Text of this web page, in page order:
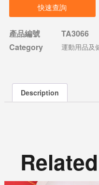
快速查詢
產品編號
TA3066
Category
運動用品及
Description